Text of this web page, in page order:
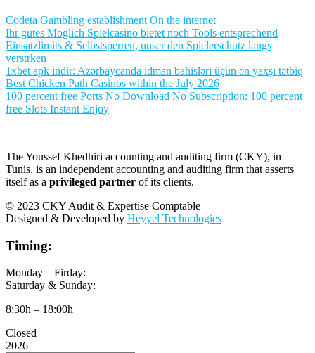
Codeta Gambling establishment On the internet
Ihr gutes Moglich Spielcasino bietet noch Tools entsprechend
Einsatzlimits & Selbstsperren, unser den Spielerschutz langs
verstrken
1xbet apk indir: Azərbaycanda idman bahisləri üçün ən yaxşı tətbiq
Best Chicken Path Casinos within the July 2026
100 percent free Ports No Download No Subscription: 100 percent
free Slots Instant Enjoy
The Youssef Khedhiri accounting and auditing firm (CKY), in
Tunis, is an independent accounting and auditing firm that asserts
itself as a privileged partner of its clients.
© 2023 CKY Audit & Expertise Comptable
Designed & Developed by Heyyel Technologies
Timing:
Monday – Firday:
Saturday & Sunday:
8:30h – 18:00h
Closed
2026